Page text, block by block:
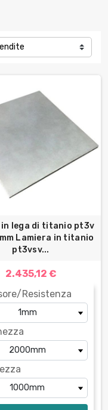
in lega di titanio pt3v
Lamiera in titanio
pt3vsv...
2.435,12 €
Resistenza